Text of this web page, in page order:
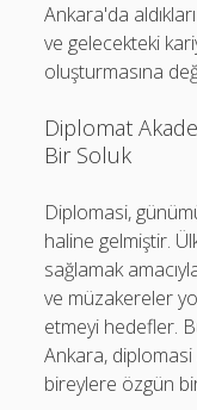
Ankara'da
ve gelecekteki
oluşturmasına
Diplomat
Bir Soluk
Diplomasi,
haline gelmiştir.
sağlamak
ve müzakereler
etmeyi hedefler.
Ankara,
bireylere özgün